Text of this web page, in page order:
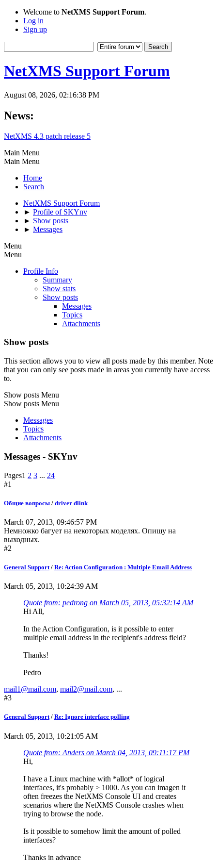
Welcome to NetXMS Support Forum.
Log in
Sign up
NetXMS Support Forum
August 08, 2026, 02:16:38 PM
News:
NetXMS 4.3 patch release 5
Main Menu
Main Menu
Home
Search
NetXMS Support Forum
► Profile of SKYnv
► Show posts
► Messages
Menu
Menu
Profile Info
Summary
Show stats
Show posts
Messages
Topics
Attachments
Show posts
This section allows you to view all posts made by this member. Note
that you can only see posts made in areas you currently have access
to.
Show posts Menu
Show posts Menu
Messages
Topics
Attachments
Messages - SKYnv
Pages1 2 3 ... 24
#1
Общие вопросы / driver dlink
March 07, 2013, 09:46:57 PM
Немножко багует на некоторых моделях. Опишу на
выходных.
#2
General Support/ Re: Action Configuration : Multiple Email Address
March 05, 2013, 10:24:39 AM
Quote from: pedrong on March 05, 2013, 05:32:14 AM
Hi All,
In the Action Configuration, is it possible to enter
multiple email address in the recipient's address field?
Thanks!
Pedro
mail1@mail.com, mail2@mail.com, ...
#3
General Support/ Re: Ignore interface polling
March 05, 2013, 10:21:05 AM
Quote from: Anders on March 04, 2013, 09:11:17 PM
Hi,
I have a Linux machine with *allot* of logical
interfaces, it's probably > 1000. As you can imagen it
often freezes the NetXMS Console UI and creates
scenarios where the NetXMS Console crashes when
trying to browse the node.
Is it possible to somehow limit the amount of polled
interfaces?
Thanks in advance